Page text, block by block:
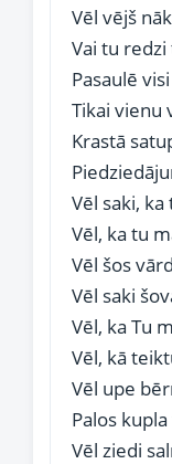
Vēl vējš
Vai tu redzi
Pasaulē
Tikai vienu
Krastā
Vēl saki, ka
Vēl, ka tu
Vēl šos
Vēl saki
Vēl, ka Tu
Vēl, kā
Vēl upe
Palos
Vēl ziedi